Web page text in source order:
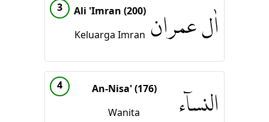
3
Ali 'Imran (200)
Keluarga Imran اٰل عمران
4
An-Nisa' (176)
Wanita
النساۤء